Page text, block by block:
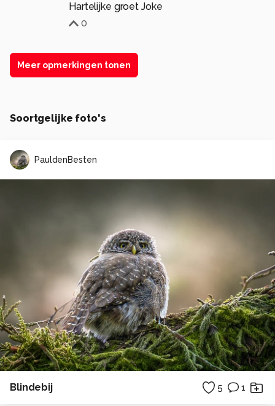
Hartelijke groet Joke
0
Meer opmerkingen tonen
Soortgelijke foto's
PauldenBesten
Blindebij 5 1